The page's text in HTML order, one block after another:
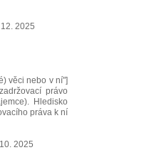
2025
věci nebo v ní"]
právo
Hledisko
práva k ní
2025